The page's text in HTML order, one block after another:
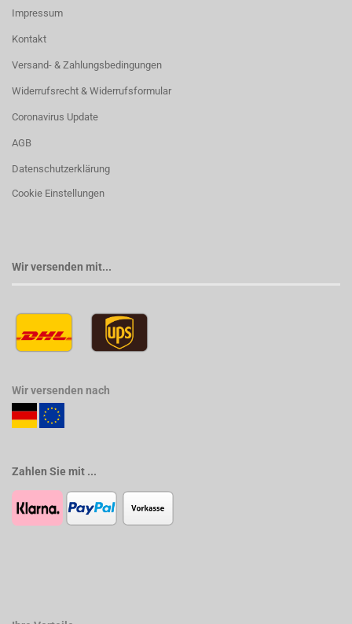
Impressum
Kontakt
Versand- & Zahlungsbedingungen
Widerrufsrecht & Widerrufsformular
Coronavirus Update
AGB
Datenschutzerklärung
Cookie Einstellungen
Wir versenden mit...
Wir versenden nach
Zahlen Sie mit ...